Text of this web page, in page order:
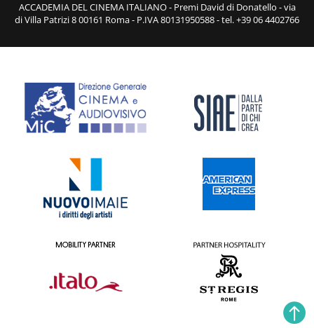
ACCADEMIA DEL CINEMA ITALIANO - Premi David di Donatello - via
di Villa Patrizi 8 00161 Roma - P.IVA 80131950588 - tel. +39 06 4402766